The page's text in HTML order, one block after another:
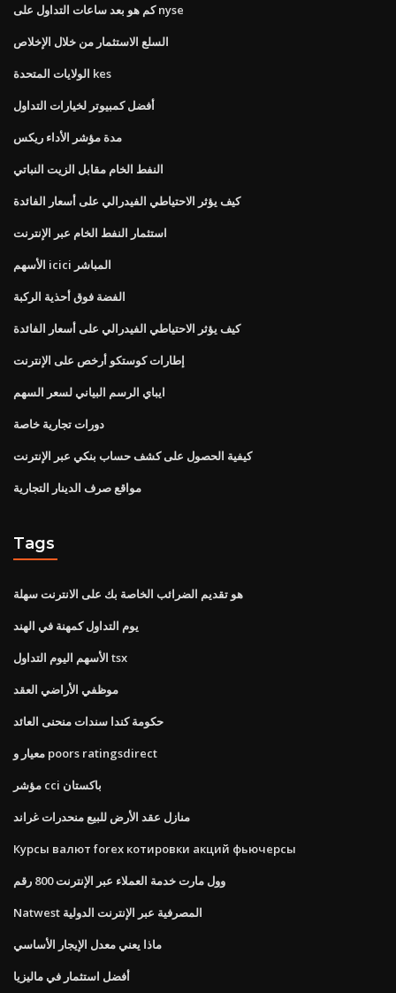
كم هو بعد ساعات التداول على nyse
السلع الاستثمار من خلال الإخلاص
الولايات المتحدة kes
أفضل كمبيوتر لخيارات التداول
مدة مؤشر الأداء ريكس
النفط الخام مقابل الزيت النباتي
كيف يؤثر الاحتياطي الفيدرالي على أسعار الفائدة
استثمار النفط الخام عبر الإنترنت
الأسهم icici المباشر
الفضة فوق أحذية الركبة
كيف يؤثر الاحتياطي الفيدرالي على أسعار الفائدة
إطارات كوستكو أرخص على الإنترنت
ايباي الرسم البياني لسعر السهم
دورات تجارية خاصة
كيفية الحصول على كشف حساب بنكي عبر الإنترنت
مواقع صرف الدينار التجارية
Tags
هو تقديم الضرائب الخاصة بك على الانترنت سهلة
يوم التداول كمهنة في الهند
الأسهم اليوم التداول tsx
موظفي الأراضي العقد
حكومة كندا سندات منحنى العائد
معيار و poors ratingsdirect
مؤشر cci باكستان
منازل عقد الأرض للبيع منحدرات غراند
Курсы валют forex котировки акций фьючерсы
وول مارت خدمة العملاء عبر الإنترنت 800 رقم
Natwest المصرفية عبر الإنترنت الدولية
ماذا يعني معدل الإيجار الأساسي
أفضل استثمار في ماليزيا